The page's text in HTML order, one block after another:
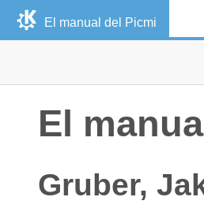
El manual del Picmi
El
Gruber,